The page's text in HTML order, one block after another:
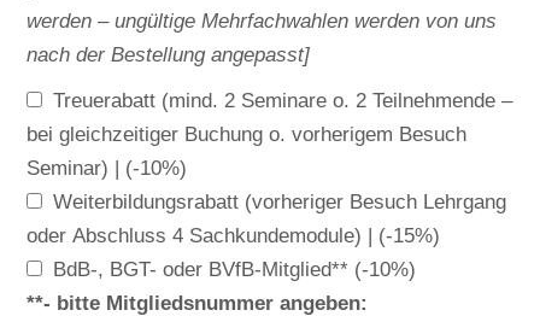
werden – ungültige Mehrfachwahlen werden von uns
nach der Bestellung angepasst]
Treuerabatt (mind. 2 Seminare o. 2 Teilnehmende –
bei gleichzeitiger Buchung o. vorherigem Besuch
Seminar) | (-10%)
Weiterbildungsrabatt (vorheriger Besuch Lehrgang
oder Abschluss 4 Sachkundemodule) | (-15%)
BdB-, BGT- oder BVfB-Mitglied** (-10%)
**- bitte Mitgliedsnummer angeben: